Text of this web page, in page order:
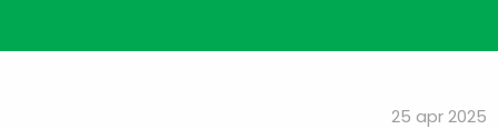
25 apr 2025